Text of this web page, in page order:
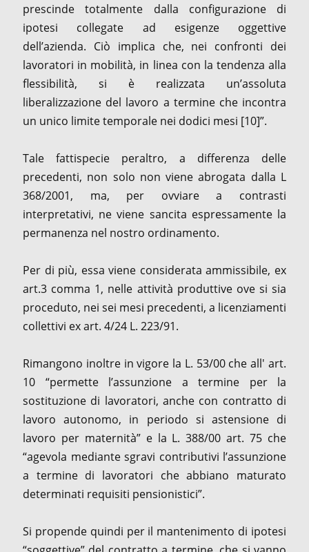
prescinde totalmente dalla configurazione di
ipotesi collegate ad esigenze oggettive
dell’azienda. Ciò implica che, nei confronti dei
lavoratori in mobilità, in linea con la tendenza alla
flessibilità, si è realizzata un’assoluta
liberalizzazione del lavoro a termine che incontra
un unico limite temporale nei dodici mesi [10]”.
Tale fattispecie peraltro, a differenza delle
precedenti, non solo non viene abrogata dalla L
368/2001, ma, per ovviare a contrasti
interpretativi, ne viene sancita espressamente la
permanenza nel nostro ordinamento.
Per di più, essa viene considerata ammissibile, ex
art.3 comma 1, nelle attività produttive ove si sia
proceduto, nei sei mesi precedenti, a licenziamenti
collettivi ex art. 4/24 L. 223/91.
Rimangono inoltre in vigore la L. 53/00 che all' art.
10 “permette l’assunzione a termine per la
sostituzione di lavoratori, anche con contratto di
lavoro autonomo, in periodo si astensione di
lavoro per maternità” e la L. 388/00 art. 75 che
“agevola mediante sgravi contributivi l’assunzione
a termine di lavoratori che abbiano maturato
determinati requisiti pensionistici”.
Si propende quindi per il mantenimento di ipotesi